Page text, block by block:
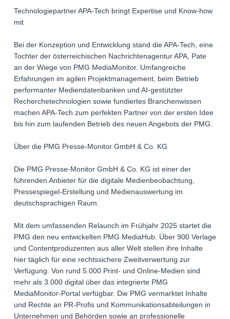
Technologiepartner APA-Tech bringt Expertise und Know-how
mit
Bei der Konzeption und Entwicklung stand die APA-Tech, eine
Tochter der österreichischen Nachrichtenagentur APA, Pate
an der Wiege von PMG MediaMonitor. Umfangreiche
Erfahrungen im agilen Projektmanagement, beim Betrieb
performanter Mediendatenbanken und AI-gestützter
Recherchetechnologien sowie fundiertes Branchenwissen
machen APA-Tech zum perfekten Partner von der ersten Idee
bis hin zum laufenden Betrieb des neuen Angebots der PMG.
Über die PMG Presse-Monitor GmbH & Co. KG
Die PMG Presse-Monitor GmbH & Co. KG ist einer der
führenden Anbieter für die digitale Medienbeobachtung,
Pressespiegel-Erstellung und Medienauswertung im
deutschsprachigen Raum.
Mit dem umfassenden Relaunch im Frühjahr 2025 startet die
PMG den neu entwickelten PMG MediaHub. Über 900 Verlage
und Contentproduzenten aus aller Welt stellen ihre Inhalte
hier täglich für eine rechtssichere Zweitverwertung zur
Verfügung. Von rund 5.000 Print- und Online-Medien sind
mehr als 3.000 digital über das integrierte PMG
MediaMonitor-Portal verfügbar. Die PMG vermarktet Inhalte
und Rechte an PR-Profis und Kommunikationsabteilungen in
Unternehmen und Behörden sowie an professionelle